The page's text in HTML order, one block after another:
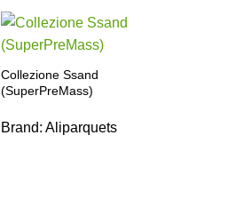
Collezione Ssand
(SuperPreMass)
Brand: Aliparquets